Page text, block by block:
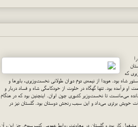
كه
شاه بود. هویدا از نیمه‌ی دوم دوران طولانی نخست‌وزیری، باورها و
او درآمده بود. تنها گهگاه در خلوت از خودكامگی شاه و فساد دربار و
می‌مانست تا نخست‌وزیر كشوری چون ایران. اینچنین بود كه در هنگام
خویش برتری می‌داد و این سبب رنجش دوستان بود. گلستان نیز در
كار بود و گلستان در معاونت روابط عمومی كنسرسیوم. جز این، آن